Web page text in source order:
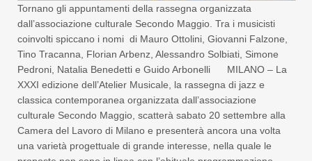
Tornano gli appuntamenti della rassegna organizzata
dall’associazione culturale Secondo Maggio. Tra i musicisti
coinvolti spiccano i nomi di Mauro Ottolini, Giovanni Falzone,
Tino Tracanna, Florian Arbenz, Alessandro Solbiati, Simone
Pedroni, Natalia Benedetti e Guido Arbonelli MILANO – La
XXXI edizione dell’Atelier Musicale, la rassegna di jazz e
classica contemporanea organizzata dall’associazione
culturale Secondo Maggio, scatterà sabato 20 settembre alla
Camera del Lavoro di Milano e presenterà ancora una volta
una varietà progettuale di grande interesse, nella quale le